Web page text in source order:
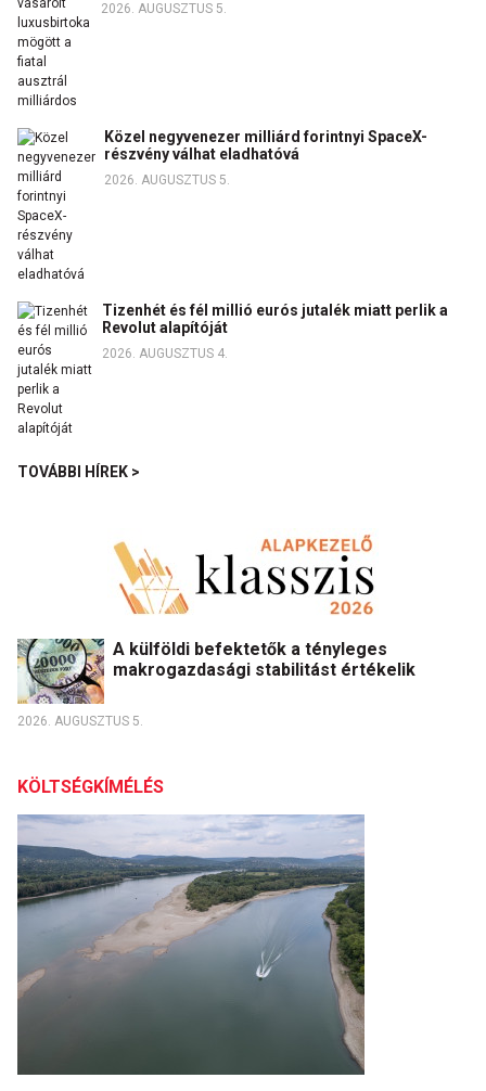
2026. AUGUSZTUS 5.
Közel negyvenezer milliárd forintnyi SpaceX-
részvény válhat eladhatóvá
2026. AUGUSZTUS 5.
Tizenhét és fél millió eurós jutalék miatt perlik a
Revolut alapítóját
2026. AUGUSZTUS 4.
TOVÁBBI HÍREK >
A külföldi befektetők a tényleges
makrogazdasági stabilitást értékelik
2026. AUGUSZTUS 5.
KÖLTSÉGKÍMÉLÉS